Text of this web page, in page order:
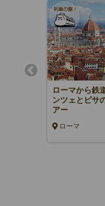
ローマから鉄
ンツェとピサ
アー
ローマ